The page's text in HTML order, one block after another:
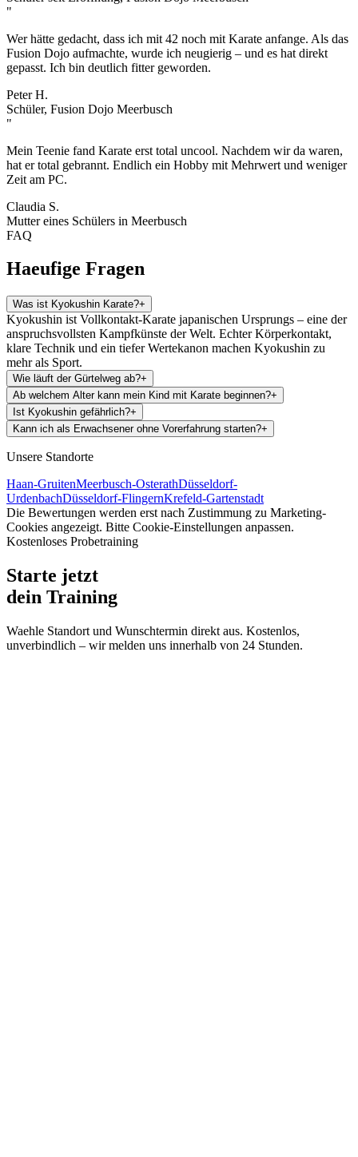
"
Wer hätte gedacht, dass ich mit 42 noch mit Karate anfange. Als das
Fusion Dojo aufmachte, wurde ich neugierig – und es hat direkt
gepasst. Ich bin deutlich fitter geworden.
Peter H.
Schüler, Fusion Dojo Meerbusch
"
Mein Teenie fand Karate erst total uncool. Nachdem wir da waren,
hat er total gebrannt. Endlich ein Hobby mit Mehrwert und weniger
Zeit am PC.
Claudia S.
Mutter eines Schülers in Meerbusch
FAQ
Haeufige Fragen
Was ist Kyokushin Karate?+
Kyokushin ist Vollkontakt-Karate japanischen Ursprungs – eine der
anspruchsvollsten Kampfkünste der Welt. Echter Körperkontakt,
klare Technik und ein tiefer Wertekanon machen Kyokushin zu
mehr als Sport.
Wie läuft der Gürtelweg ab?+
Ab welchem Alter kann mein Kind mit Karate beginnen?+
Ist Kyokushin gefährlich?+
Kann ich als Erwachsener ohne Vorerfahrung starten?+
Unsere Standorte
Haan-GruitenMeerbusch-OsterathDüsseldorf-
UrdenbachDüsseldorf-FlingernKrefeld-Gartenstadt
Die Bewertungen werden erst nach Zustimmung zu Marketing-
Cookies angezeigt. Bitte Cookie-Einstellungen anpassen.
Kostenloses Probetraining
Starte jetzt
dein Training
Waehle Standort und Wunschtermin direkt aus. Kostenlos,
unverbindlich – wir melden uns innerhalb von 24 Stunden.